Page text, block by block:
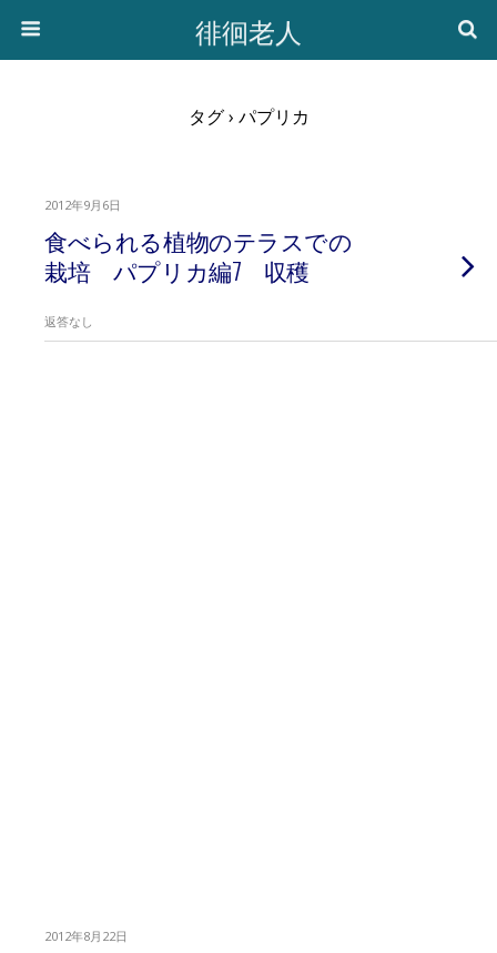
徘徊老人
タグ › パプリカ
2012年9月6日
食べられる植物のテラスでの
栽培 パプリカ編7 収穫
返答なし
2012年8月22日